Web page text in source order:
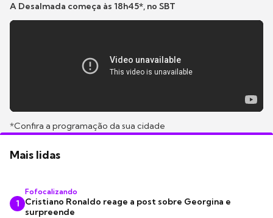
A Desalmada começa às 18h45*, no SBT
*Confira a programação da sua cidade
Mais lidas
1
Fofocalizando
Cristiano Ronaldo reage a post sobre Georgina e
surpreende